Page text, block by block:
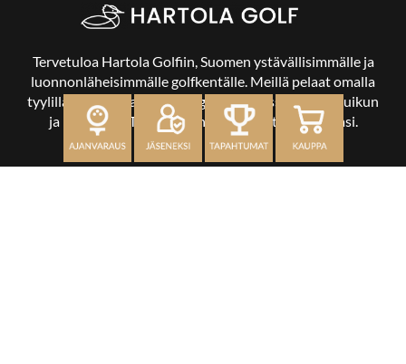
Tervetuloa Hartola Golfiin, Suomen ystävällisimmälle ja
luonnonläheisimmälle golfkentälle. Meillä pelaat omalla
tyylilläsi ja tasollasi – ja bongaat halutessasi vaikka uikun
ja kuikankin. Tärkeintä on, että nautit vierailustasi.